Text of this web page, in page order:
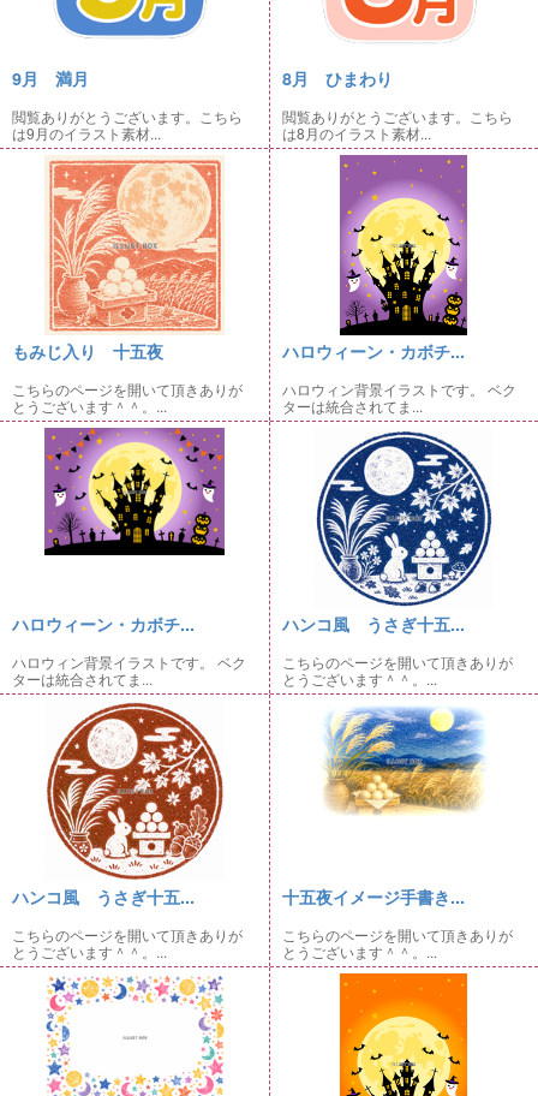
9月 満月
閲覧ありがとうございます。こちら
は9月のイラスト素材...
8月 ひまわり
閲覧ありがとうございます。こちら
は8月のイラスト素材...
もみじ入り 十五夜
こちらのページを開いて頂きありが
とうございます＾＾。...
ハロウィーン・カボチ...
ハロウィン背景イラストです。 ベク
ターは統合されてま...
ハロウィーン・カボチ...
ハロウィン背景イラストです。 ベク
ターは統合されてま...
ハンコ風 うさぎ十五...
こちらのページを開いて頂きありが
とうございます＾＾。...
ハンコ風 うさぎ十五...
こちらのページを開いて頂きありが
とうございます＾＾。...
十五夜イメージ手書き...
こちらのページを開いて頂きありが
とうございます＾＾。...